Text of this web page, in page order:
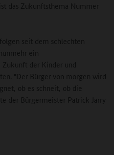
das Zukunftsthema Nummer
seit dem schlechten
ein
der Kinder und
"Der Bürger von morgen wird
ob es schneit, ob die
der Bürgermeister Patrick Jarry